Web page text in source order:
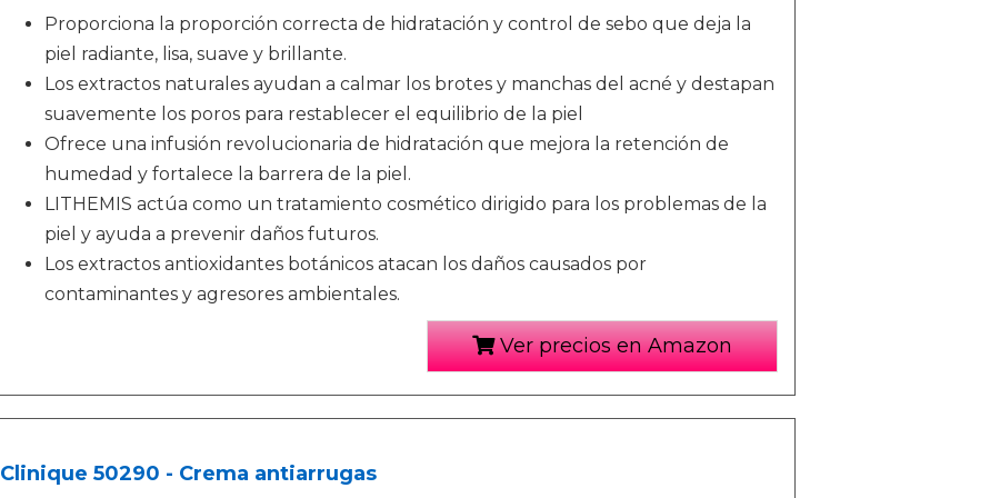
Proporciona la proporción correcta de hidratación y control de sebo que deja la
piel radiante, lisa, suave y brillante.
Los extractos naturales ayudan a calmar los brotes y manchas del acné y destapan
suavemente los poros para restablecer el equilibrio de la piel
Ofrece una infusión revolucionaria de hidratación que mejora la retención de
humedad y fortalece la barrera de la piel.
LITHEMIS actúa como un tratamiento cosmético dirigido para los problemas de la
piel y ayuda a prevenir daños futuros.
Los extractos antioxidantes botánicos atacan los daños causados ​​por
contaminantes y agresores ambientales.
Ver precios en Amazon
Clinique 50290 - Crema antiarrugas